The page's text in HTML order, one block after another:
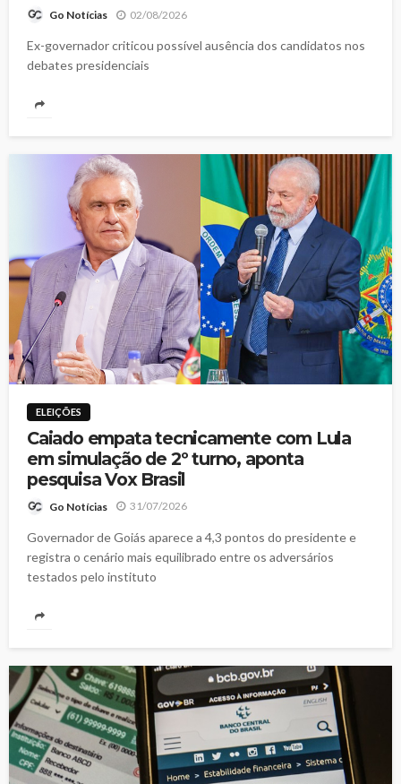
Go Notícias 02/08/2026
Ex-governador criticou possível ausência dos candidatos nos
debates presidenciais
ELEIÇÕES
Caiado empata tecnicamente com Lula
em simulação de 2º turno, aponta
pesquisa Vox Brasil
Go Notícias 31/07/2026
Governador de Goiás aparece a 4,3 pontos do presidente e
registra o cenário mais equilibrado entre os adversários
testados pelo instituto